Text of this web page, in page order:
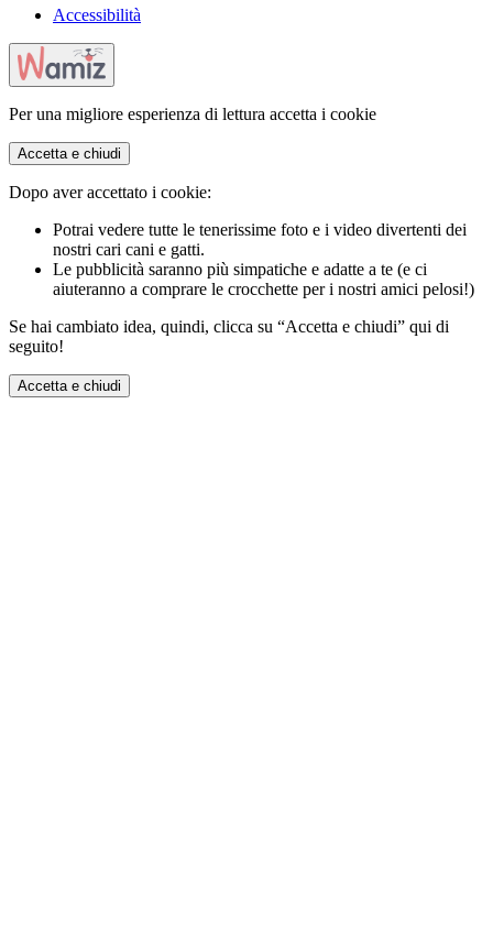
Accessibilità
Per una migliore esperienza di lettura accetta i cookie
Accetta e chiudi
Dopo aver accettato i cookie:
Potrai vedere tutte le tenerissime foto e i video divertenti dei
nostri cari cani e gatti.
Le pubblicità saranno più simpatiche e adatte a te (e ci
aiuteranno a comprare le crocchette per i nostri amici pelosi!)
Se hai cambiato idea, quindi, clicca su “Accetta e chiudi” qui di
seguito!
Accetta e chiudi